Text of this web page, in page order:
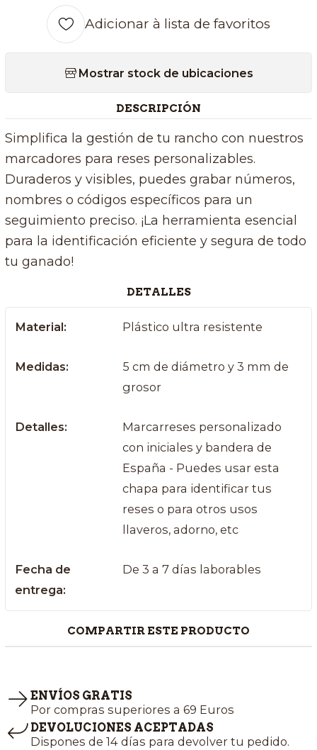
Adicionar à lista de favoritos
Mostrar stock de ubicaciones
DESCRIPCIÓN
Simplifica la gestión de tu rancho con nuestros
marcadores para reses personalizables.
Duraderos y visibles, puedes grabar números,
nombres o códigos específicos para un
seguimiento preciso. ¡La herramienta esencial
para la identificación eficiente y segura de todo
tu ganado!
DETALLES
Material: Plástico ultra resistente
Medidas:
5 cm de diámetro y 3 mm de
grosor
Detalles:
Marcarreses personalizado
con iniciales y bandera de
España - Puedes usar esta
chapa para identificar tus
reses o para otros usos
llaveros, adorno, etc
Fecha de
entrega:
De 3 a 7 días laborables
COMPARTIR ESTE PRODUCTO
ENVÍOS GRATIS
Por compras superiores a 69 Euros
DEVOLUCIONES ACEPTADAS
Dispones de 14 días para devolver tu pedido.